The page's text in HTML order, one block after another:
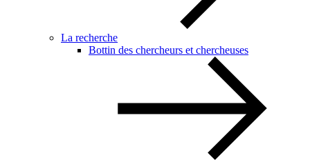
La recherche
Bottin des chercheurs et chercheuses